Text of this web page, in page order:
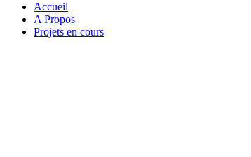
Accueil
A Propos
Projets en cours